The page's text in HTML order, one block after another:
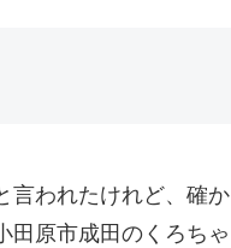
言われたけれど、確か
原市成田のくろちゃ